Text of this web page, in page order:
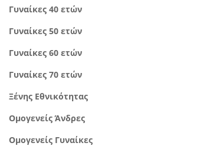
Γυναίκες 40 ετών
Γυναίκες 50 ετών
Γυναίκες 60 ετών
Γυναίκες 70 ετών
Ξένης Εθνικότητας
Ομογενείς Άνδρες
Ομογενείς Γυναίκες